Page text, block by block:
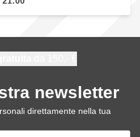
newsletter
direttamente nella tua